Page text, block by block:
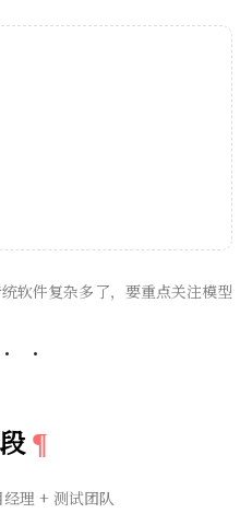
软件复杂多了，要重点关注模型
理 + 测试团队